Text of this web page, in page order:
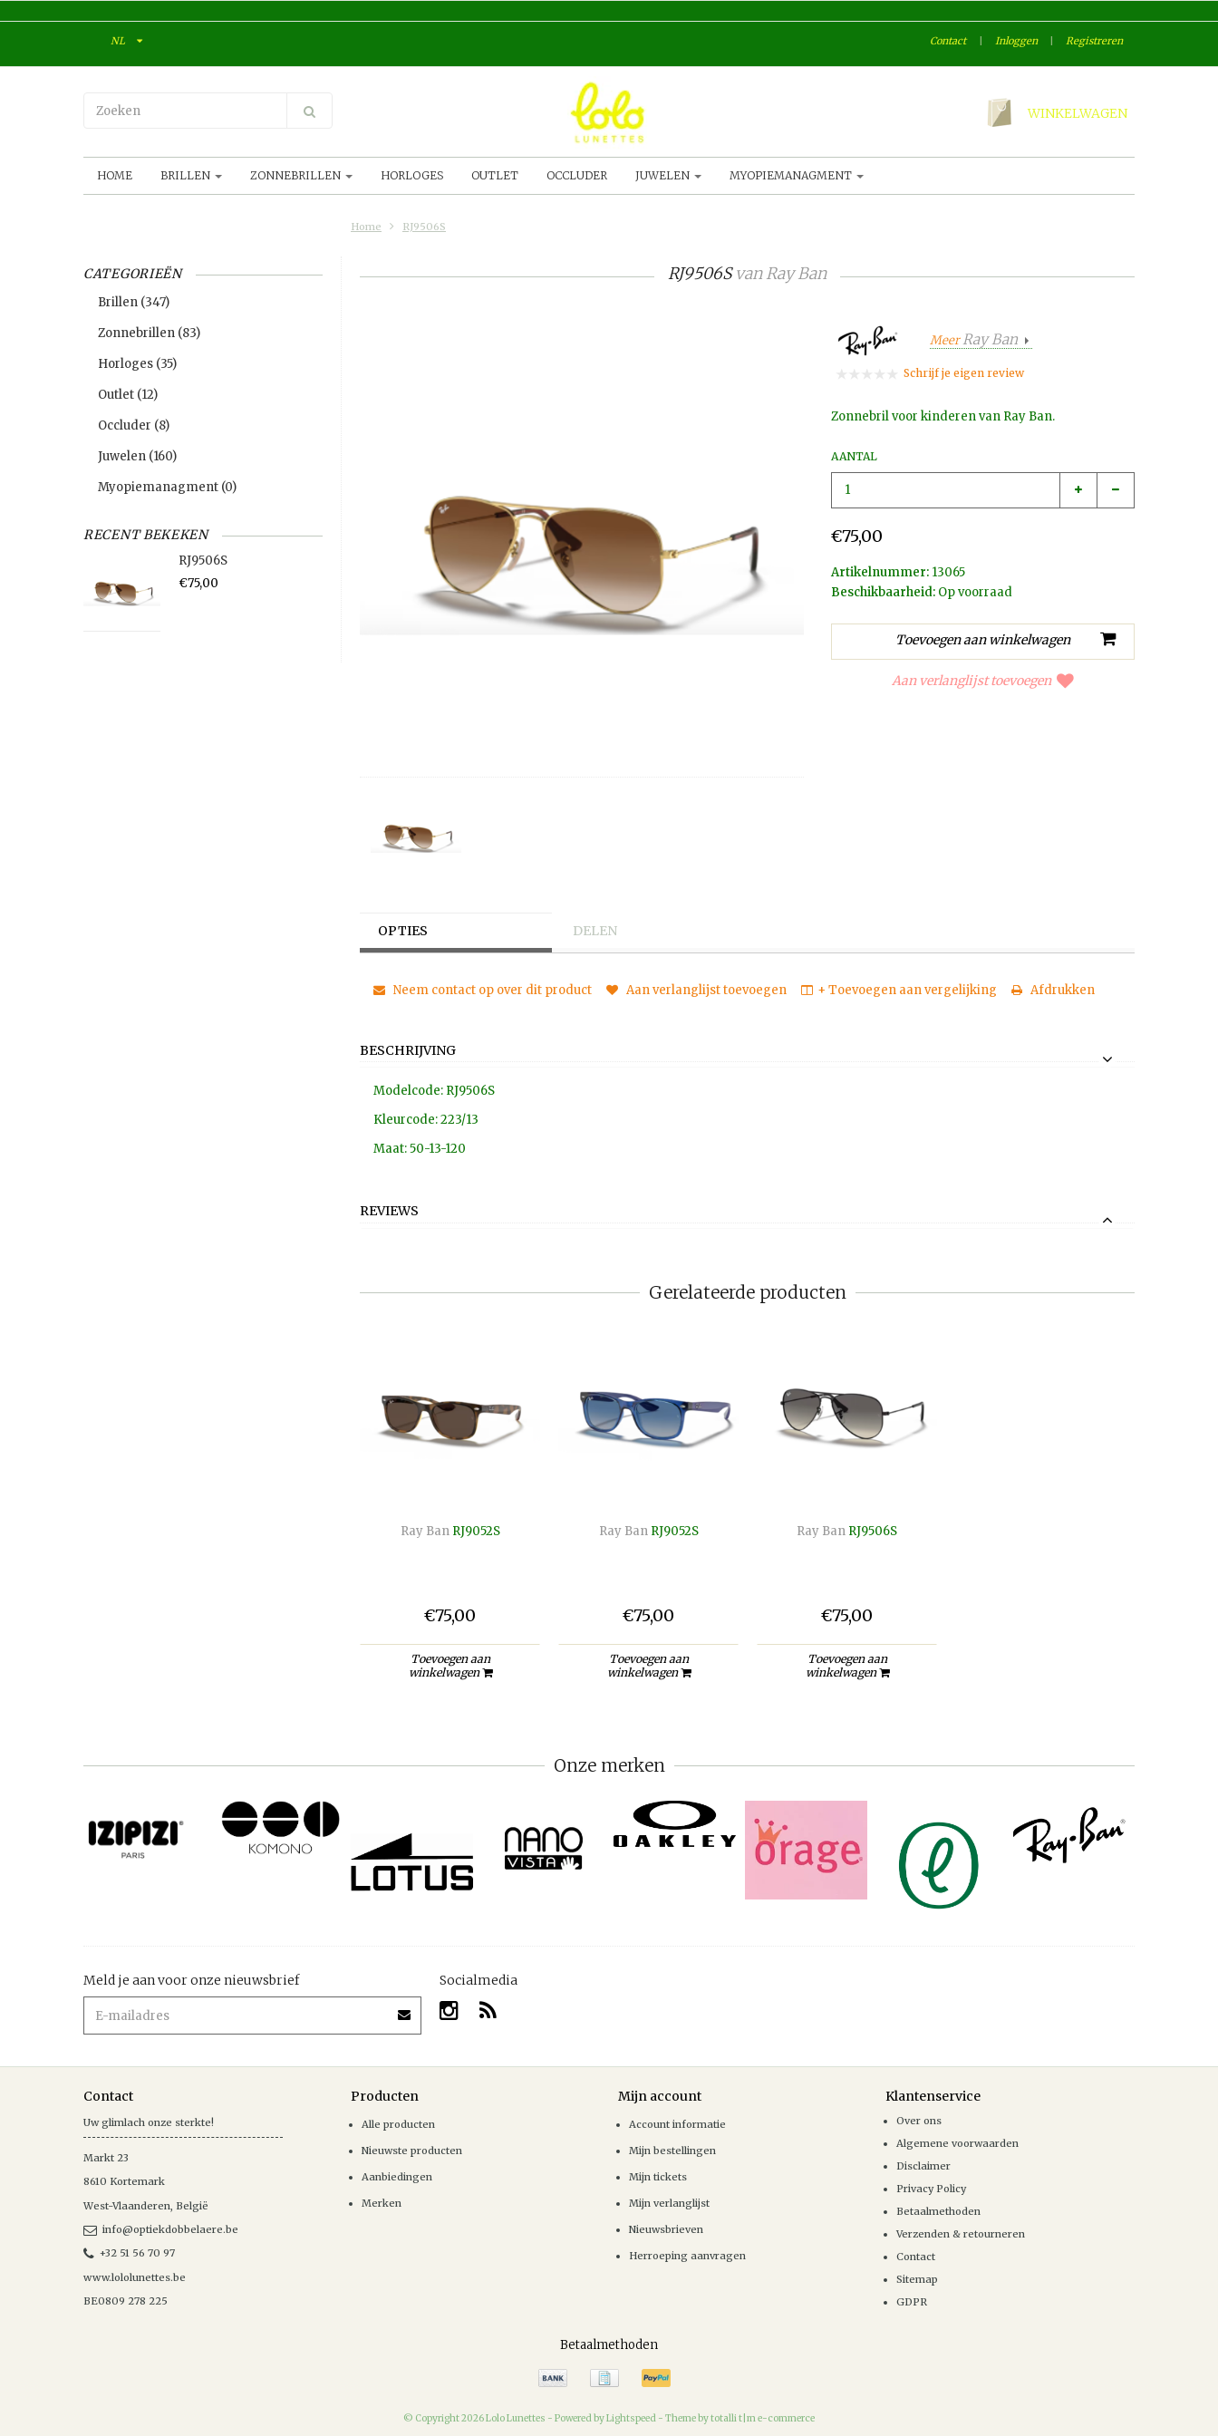
NL Contact Inloggen Registreren
WINKELWAGEN
HOME BRILLEN ZONNEBRILLEN HORLOGES OUTLET OCCLUDER JUWELEN MYOPIEMANAGMENT
Home RJ9506S
CATEGORIEËN
Brillen (347)
Zonnebrillen (83)
Horloges (35)
Outlet (12)
Occluder (8)
Juwelen (160)
Myopiemanagment (0)
RECENT BEKEKEN
RJ9506S
€75,00
RJ9506SvanRay Ban
MeerRay Ban
Schrijf je eigen review
Zonnebril voor kinderen van Ray Ban.
AANTAL
€75,00
Artikelnummer: 13065
Beschikbaarheid: Op voorraad
Aan verlanglijst toevoegen
OPTIES DELEN
Neem contact op over dit product Aan verlanglijst toevoegen + Toevoegen aan vergelijking Afdrukken
BESCHRIJVING
Modelcode: RJ9506S
Kleurcode: 223/13
Maat: 50-13-120
REVIEWS
Gerelateerde producten
Ray Ban RJ9052S
€75,00
Toevoegen aan
winkelwagen
Ray Ban RJ9052S
€75,00
Toevoegen aan
winkelwagen
Ray Ban RJ9506S
€75,00
Toevoegen aan
winkelwagen
Onze merken
Meld je aan voor onze nieuwsbrief Socialmedia
Contact
Uw glimlach onze sterkte!
Markt 23
8610 Kortemark
West-Vlaanderen België
info@optiekdobbelaere.be
+32 51 56 70 97
www.lololunettes.be
BE0809 278 225
Producten
Alle producten
Nieuwste producten
Aanbiedingen
Merken
Mijn account
Account informatie
Mijn bestellingen
Mijn tickets
Mijn verlanglijst
Nieuwsbrieven
Herroeping aanvragen
Klantenservice
Over ons
Algemene voorwaarden
Disclaimer
Privacy Policy
Betaalmethoden
Verzenden & retourneren
Contact
Sitemap
GDPR
Betaalmethoden
© Copyright 2026 Lolo Lunettes - Powered byLightspeed - Theme by totalli t|m e-commerce